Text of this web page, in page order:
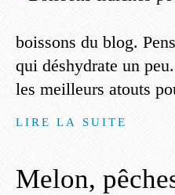
boissons du blog.
qui déshydrate un
les meilleurs atouts
LIRE LA SUITE
Melon,